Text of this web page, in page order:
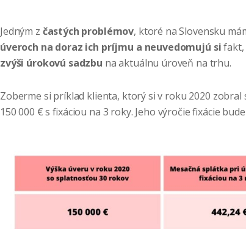
Jedným z častých problémov, ktoré na Slovensku
úveroch na doraz ich príjmu a neuvedomujú sifakt,
zvýši úrokovú sadzbu na aktuálnu úroveň na trhu.
Zoberme si príklad klienta, ktorý si v roku 2020 zobral
150 000 € s fixáciou na 3 roky. Jeho výročie fixácie